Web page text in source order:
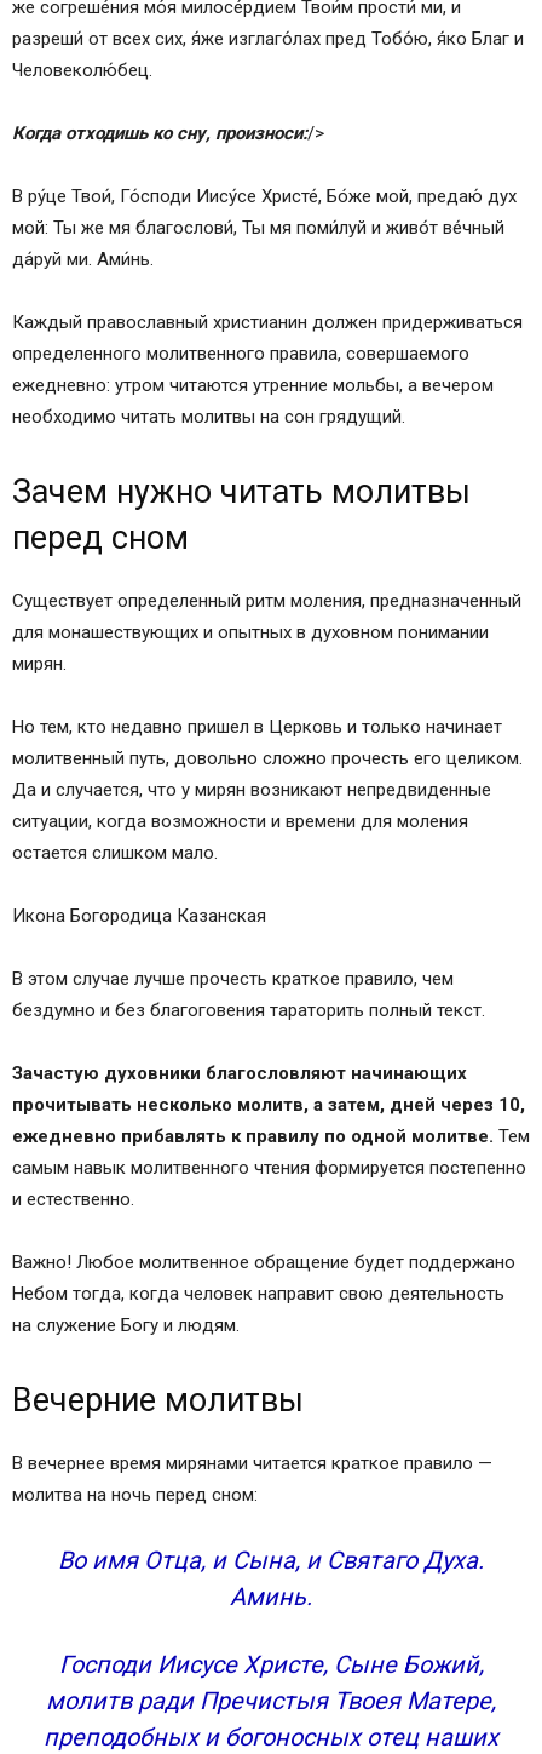
же согреше́ния мо́я милосе́рдием Твои́м прости́ ми, и
разреши́ от всех сих, я́же изглаго́лах пред Тобо́ю, я́ко Благ и
Человеколю́бец.
Когда отходишь ко сну, произноси:/>
В ру́це Твои́, Го́споди Иису́се Христе́, Бо́же мой, предаю́ дух
мой: Ты же мя благослови́, Ты мя поми́луй и живо́т ве́чный
да́руй ми. Ами́нь.
Каждый православный христианин должен придерживаться
определенного молитвенного правила, совершаемого
ежедневно: утром читаются утренние мольбы, а вечером
необходимо читать молитвы на сон грядущий.
Зачем нужно читать молитвы
перед сном
Существует определенный ритм моления, предназначенный
для монашествующих и опытных в духовном понимании
мирян.
Но тем, кто недавно пришел в Церковь и только начинает
молитвенный путь, довольно сложно прочесть его целиком.
Да и случается, что у мирян возникают непредвиденные
ситуации, когда возможности и времени для моления
остается слишком мало.
Икона Богородица Казанская
В этом случае лучше прочесть краткое правило, чем
бездумно и без благоговения тараторить полный текст.
Зачастую духовники благословляют начинающих
прочитывать несколько молитв, а затем, дней через 10,
ежедневно прибавлять к правилу по одной молитве. Тем
самым навык молитвенного чтения формируется постепенно
и естественно.
Важно! Любое молитвенное обращение будет поддержано
Небом тогда, когда человек направит свою деятельность
на служение Богу и людям.
Вечерние молитвы
В вечернее время мирянами читается краткое правило —
молитва на ночь перед сном:
Во имя Отца, и Сына, и Святаго Духа.
Аминь.
Господи Иисусе Христе, Сыне Божий,
молитв ради Пречистыя Твоея Матере,
преподобных и богоносных отец наших